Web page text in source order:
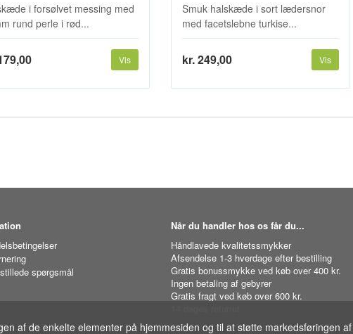
i forsølvet messing med
rund perle i rød...
Vis
Smuk halskæde i sort lædersnor
med facetslebne turkise...
kr. 249,00 Vis
spørgsmål
Når du handler hos os får du...
Håndlavede kvalitetssmykker
Afsendelse 1-3 hverdage efter bestilling
Gratis bonussmykke ved køb over 400 kr.
Ingen betaling af gebyrer
Gratis fragt ved køb over 600 kr.
af de enkelte elementer på hjemmesiden og til at støtte markedsføringen